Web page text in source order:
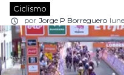
Ciclismo
por Jorge P Borreguero